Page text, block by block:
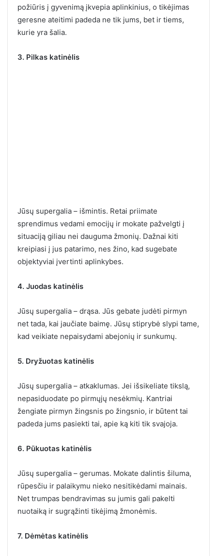
požiūris į gyvenimą įkvepia aplinkinius, o tikėjimas
geresne ateitimi padeda ne tik jums, bet ir tiems,
kurie yra šalia.
3. Pilkas katinėlis
Jūsų supergalia – išmintis. Retai priimate
sprendimus vedami emocijų ir mokate pažvelgti į
situaciją giliau nei dauguma žmonių. Dažnai kiti
kreipiasi į jus patarimo, nes žino, kad sugebate
objektyviai įvertinti aplinkybes.
4. Juodas katinėlis
Jūsų supergalia – drąsa. Jūs gebate judėti pirmyn
net tada, kai jaučiate baimę. Jūsų stiprybė slypi tame,
kad veikiate nepaisydami abejonių ir sunkumų.
5. Dryžuotas katinėlis
Jūsų supergalia – atkaklumas. Jei išsikeliate tikslą,
nepasiduodate po pirmųjų nesėkmių. Kantriai
žengiate pirmyn žingsnis po žingsnio, ir būtent tai
padeda jums pasiekti tai, apie ką kiti tik svajoja.
6. Pūkuotas katinėlis
Jūsų supergalia – gerumas. Mokate dalintis šiluma,
rūpesčiu ir palaikymu nieko nesitikėdami mainais.
Net trumpas bendravimas su jumis gali pakelti
nuotaiką ir sugrąžinti tikėjimą žmonėmis.
7. Dėmėtas katinėlis